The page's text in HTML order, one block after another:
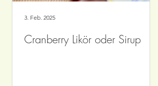
Cranberry Likör oder Sirup
3. Feb. 2025